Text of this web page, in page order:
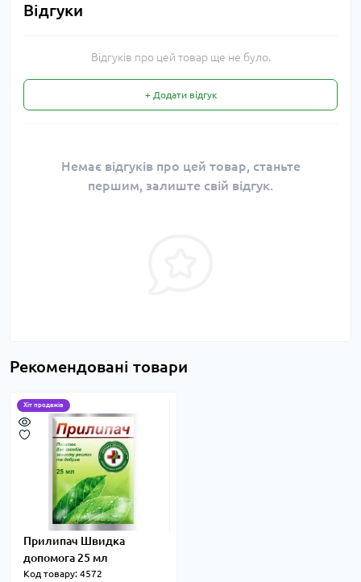
Відгуки
Відгуків про цей товар ще не було.
+ Додати відгук
Немає відгуків про цей товар, станьте
першим, залиште свій відгук.
Рекомендовані товари
Хіт продажів
Прилипач Швидка
допомога 25 мл
Код товару: 4572